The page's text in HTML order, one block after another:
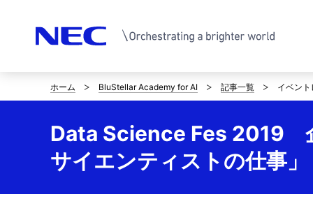
サ
イ
ト
内
ホーム BluStellar Academy for AI 記事一覧 イベン
Data Science Fes 2019
サイエンティストの仕事」